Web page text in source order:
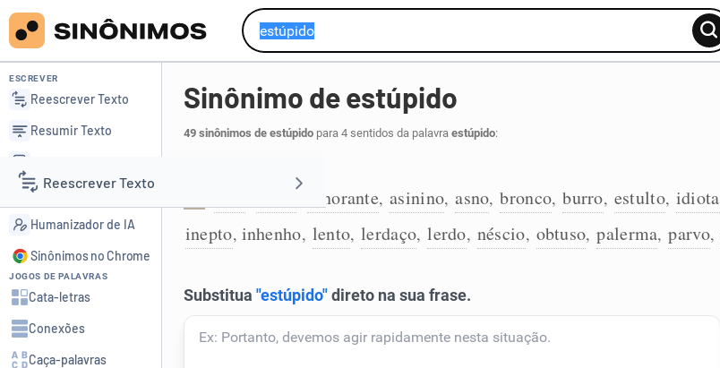
Reescrever Texto
Resumir Texto
Corrigir Texto
Detector de IA
ESCREVER
Reescrever Texto
Resumir Texto
Detector de IA
Humanizador de IA
Sinônimos no Chrome
JOGOS DE PALAVRAS
Cata-letras
Conexões
Caça-palavras
Sinônimo de estúpido
49 sinônimos de estúpidopara 4 sentidos da palavra estúpido:
boçal ignorante, asinino, asno, bronco, burro, estulto, idiota
inepto, inhenho, lento, lerdaço, lerdo, néscio, obtuso, palerma, parvo,